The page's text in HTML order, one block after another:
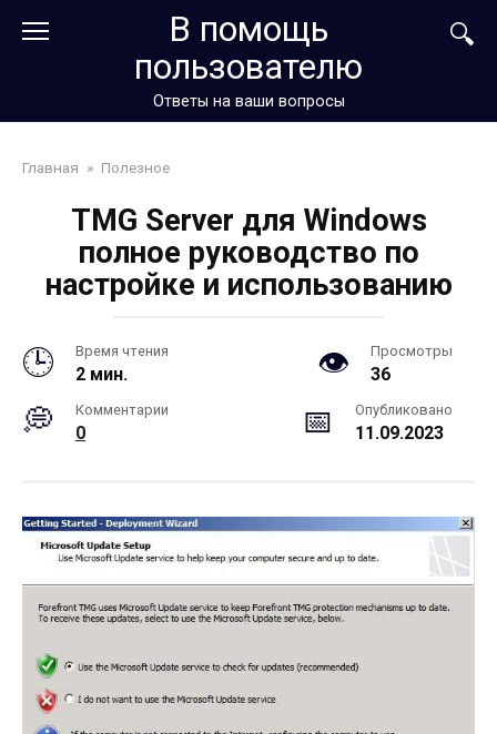
В помощь
пользователю
Ответы на ваши вопросы
Главная » Полезное
TMG Server для Windows
полное руководство по
настройке и использованию
Время чтения
2 мин.
Просмотры
36
Комментарии
0
Опубликовано
11.09.2023